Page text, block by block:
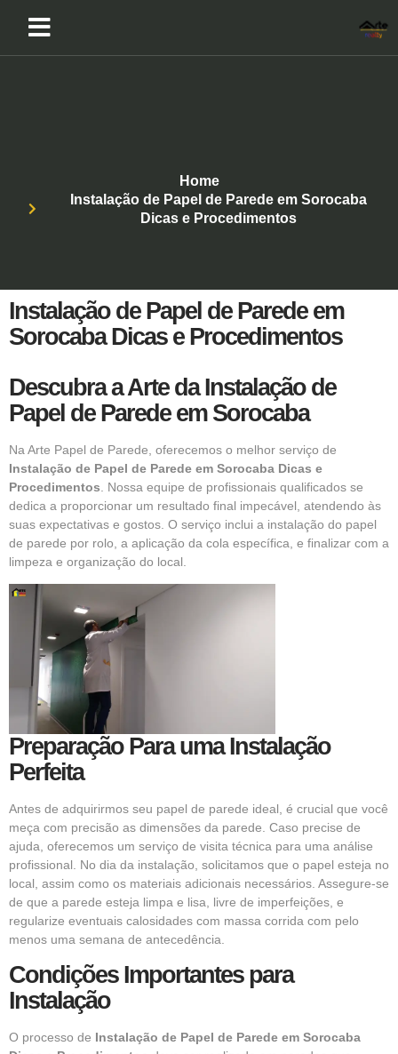
Home
Instalação de Papel de Parede em Sorocaba
Dicas e Procedimentos
Instalação de Papel de Parede em
Sorocaba Dicas e Procedimentos
Descubra a Arte da Instalação de
Papel de Parede em Sorocaba
Na Arte Papel de Parede, oferecemos o melhor serviço de
Instalação de Papel de Parede em Sorocaba Dicas e
Procedimentos . Nossa equipe de profissionais qualificados se
dedica a proporcionar um resultado final impecável, atendendo às
suas expectativas e gostos. O serviço inclui a instalação do papel
de parede por rolo, a aplicação da cola específica, e finalizar com a
limpeza e organização do local.
Preparação Para uma Instalação
Perfeita
Antes de adquirirmos seu papel de parede ideal, é crucial que você
meça com precisão as dimensões da parede. Caso precise de
ajuda, oferecemos um serviço de visita técnica para uma análise
profissional. No dia da instalação, solicitamos que o papel esteja no
local, assim como os materiais adicionais necessários. Assegure-se
de que a parede esteja limpa e lisa, livre de imperfeições, e
regularize eventuais calosidades com massa corrida com pelo
menos uma semana de antecedência.
Condições Importantes para
Instalação
O processo de Instalação de Papel de Parede em Sorocaba